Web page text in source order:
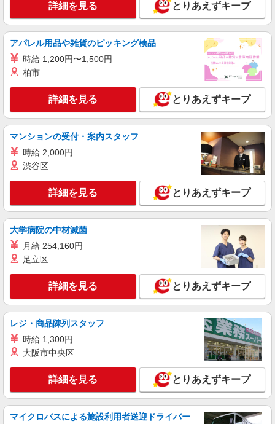
株式会社綜合キャリアオプション（1314VJ0805G16★12-N-T4）
機械オペレーター/日払いOK
時給1,350円 交通費：既定支給
キープ 詳細を見る
派遣社員
株式会社綜合キャリアオプション（1314VJ0805G15★3-S-T3）
時給1,550円 交通費：既定支給
キープ 詳細を見る
派遣社員
株式会社テクノ・サービス/お仕事No/0894280
時給1300円 月収例：213、000円（月収例21日
実働）（残業・休日出勤手当て等が含まれていま
す） 交通費全額支給
群馬県高崎市 ＊車・バイク通勤OK
キープ 詳細を見る
株式会社テクノ・サービス/お仕事No/0893738
印刷機オペレーター
時給1300円 月収例：266、000円（月収例21日
実働残業代込）（残業・休日出勤手当て等が含ま
詳細を見る とりあえずキープ
アパレル用品や雑貨のピッキング検品
時給 1,200円〜1,500円
柏市
詳細を見る とりあえずキープ
マンションの受付・案内スタッフ
時給 2,000円
渋谷区
詳細を見る とりあえずキープ
大学病院の中材滅菌
月給 254,160円
足立区
詳細を見る とりあえずキープ
レジ・商品陳列スタッフ
時給 1,300円
大阪市中央区
詳細を見る とりあえずキープ
マイクロバスによる施設利用者送迎ドライバー